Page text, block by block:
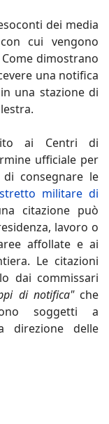
dei media
cui vengono
dimostrano
una notifica
una stazione di
ai Centri di
ufficiale per
consegnare le
militare di
citazione può
lavoro o
affollate e ai
Le citazioni
dai commissari
di notifica"che
soggetti a
direzione delle